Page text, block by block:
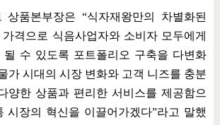
상품본부장은“식자재왕만의 차별화된
격으로 식음사업자와 소비자 모두에게
될 수 있도록 포트폴리오 구축을 다변화
가 시대의 시장 변화와 고객 니즈를 충분
양한 상품과 편리한 서비스를 제공함으
시장의 혁신을 이끌어가겠다”라고 말했